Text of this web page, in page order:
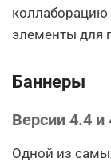
коллаборацию
элементы для
Баннеры
Версии 4.4 и
Одной из